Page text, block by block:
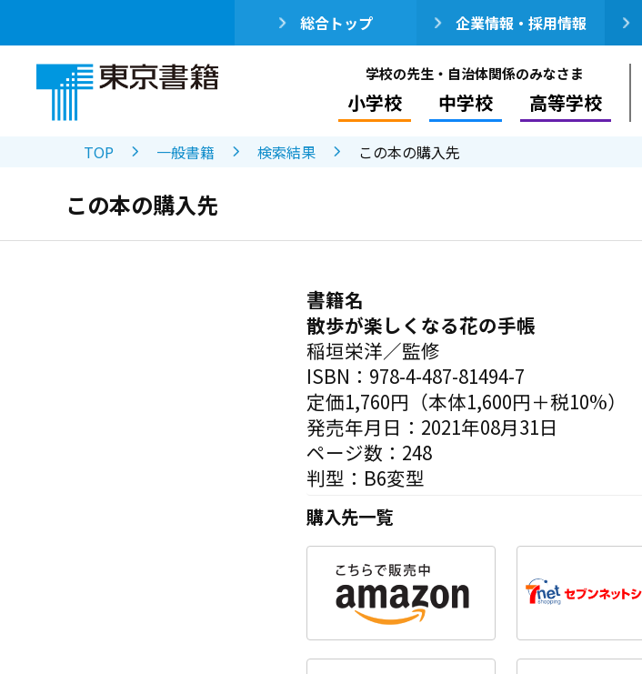
総合トップ 企業情報・採用情報
学校の先生・自治体関係のみなさま
小学校 中学校 高等学校
TOP 一般書籍 検索結果 この本の購入先
この本の購入先
書籍名
散歩が楽しくなる花の手帳
稲垣栄洋／監修
ISBN：978-4-487-81494-7
定価1,760円（本体1,600円＋税10%）
発売年月日：2021年08月31日
ページ数：248
判型：B6変型
購入先一覧